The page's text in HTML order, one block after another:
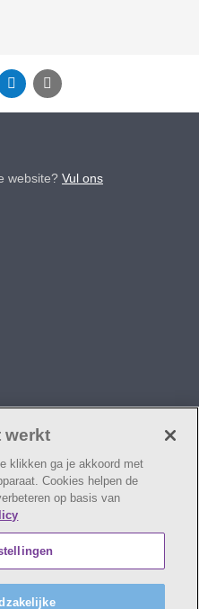
Twitter E-mail
website? Vul ons
uit van
werkt
klikken ga je akkoord met
Cookies helpen de
op basis van